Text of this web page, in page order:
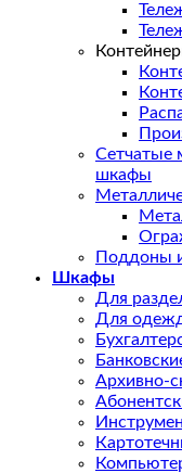
Сетчатые
шкафы
Поддоны
Шкафы
Для
Для
Архивно-